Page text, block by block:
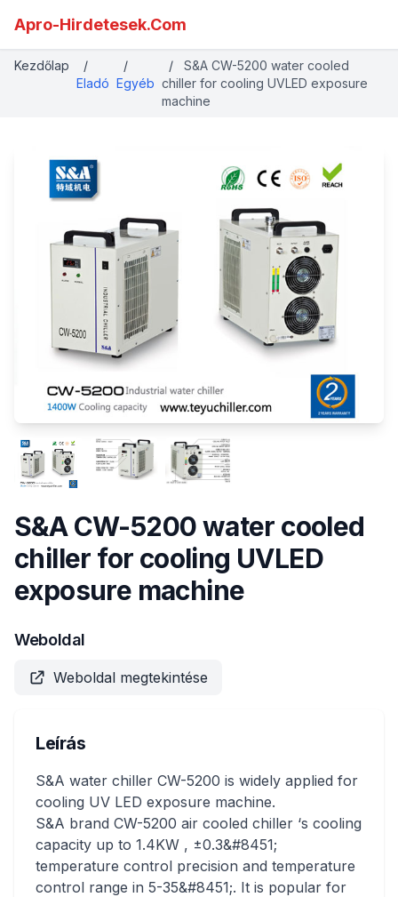
Apro-Hirdetesek.Com
Kezdőlap
/
Eladó
/
Egyéb
/
S&A CW-5200 water cooled
chiller for cooling UVLED exposure
machine
S&A CW-5200 water cooled
chiller for cooling UVLED
exposure machine
Weboldal
Weboldal megtekintése
Leírás
S&A water chiller CW-5200 is widely applied for
cooling UV LED exposure machine.
S&A brand CW-5200 air cooled chiller ‘s cooling
capacity up to 1.4KW , ±0.3&#8451;
temperature control precision and temperature
control range in 5-35&#8451;. It is popular for